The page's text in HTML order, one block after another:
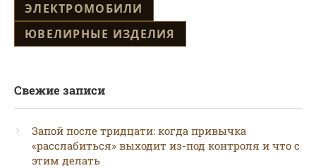
ЭЛЕКТРОМОБИЛИ
ЮВЕЛИРНЫЕ ИЗДЕЛИЯ
Свежие записи
Запой после тридцати: когда привычка
«расслабиться» выходит из-под контроля и что с
этим делать